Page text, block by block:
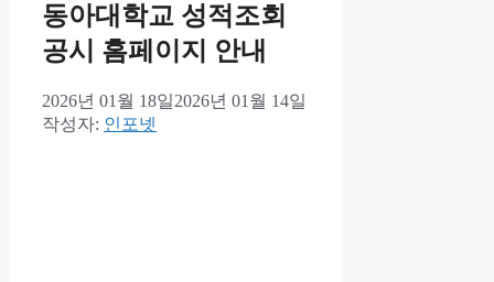
동아대학교 성적조회
공시 홈페이지 안내
2026년 01월 18일2026년 01월 14일
작성자: 인포넷